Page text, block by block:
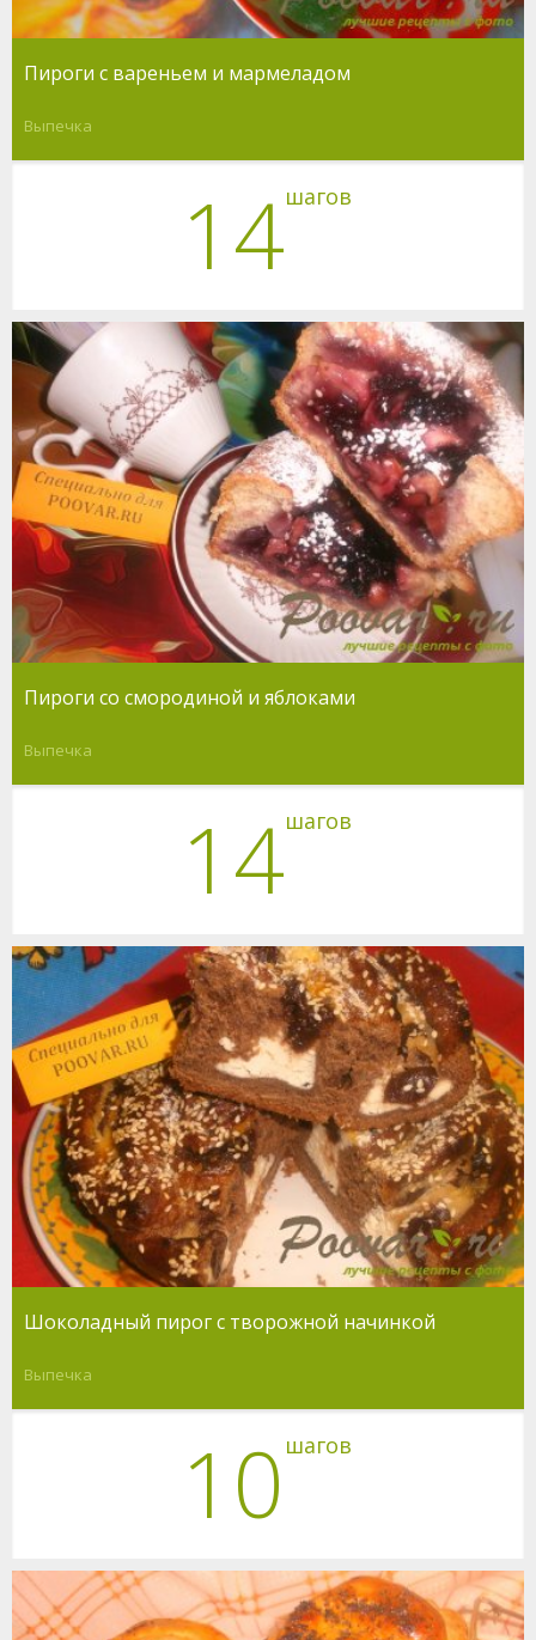
Пироги с вареньем и мармеладом
Выпечка
14шагов
Пироги со смородиной и яблоками
Выпечка
14шагов
Шоколадный пирог с творожной начинкой
Выпечка
10 шагов